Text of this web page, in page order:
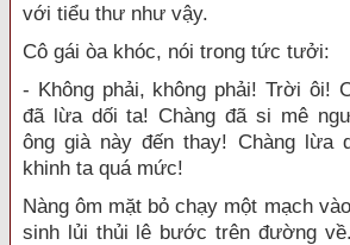
với tiểu thư như vậy.
Cô gái òa khóc, nói trong tức tưởi:
- Không phải, không phải! Trời ôi!
đã lừa dối ta! Chàng đã si mê
ông già này đến thay! Chàng lừa
khinh ta quá mức!
Nàng ôm mặt bỏ chạy một mạch
sinh lủi thủi lê bước trên đường